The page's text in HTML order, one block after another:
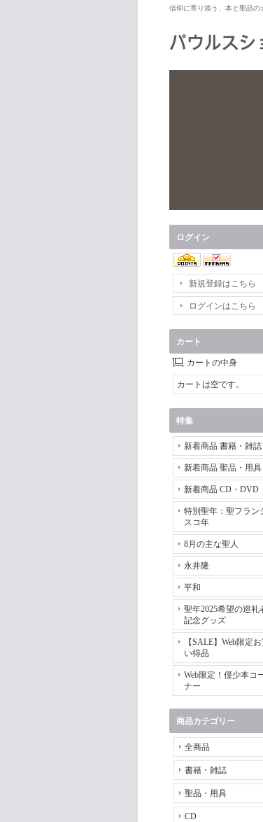
信仰に寄り添う、本と聖品の
ログイン
新規登録はこちら
ログインはこちら
カート
カートの中身
カートは空です。
特集
新着商品 書籍・雑誌
新着商品 聖品・用具
新着商品 CD・DVD
特別聖年：聖フラン
スコ年
8月の主な聖人
永井隆
平和
聖年2025希望の巡礼
記念グッズ
【SALE】Web限定
い得品
Web限定！僅少本コ
ナー
商品カテゴリー
全商品
書籍・雑誌
聖品・用具
CD